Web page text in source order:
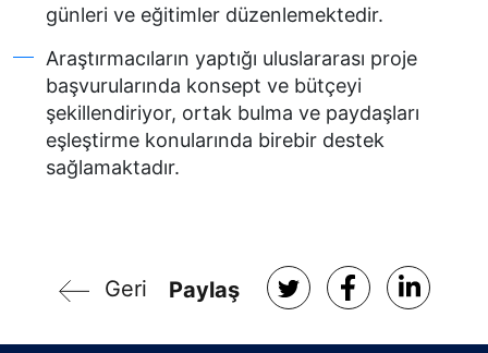
günleri ve eğitimler düzenlemektedir.
Araştırmacıların yaptığı uluslararası proje
başvurularında konsept ve bütçeyi
şekillendiriyor, ortak bulma ve paydaşları
eşleştirme konularında birebir destek
sağlamaktadır.
Geri Paylaş